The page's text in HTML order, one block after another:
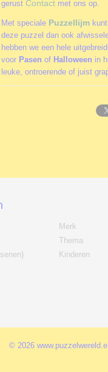
gerust Contact met ons op.
Met speciale Puzzellijm
deze puzzel dan ook
hebben we een hele
voor Pasen of Halloween in
leuke, ontroerende of juist
Merk
Thema
Kinderen
© 2026